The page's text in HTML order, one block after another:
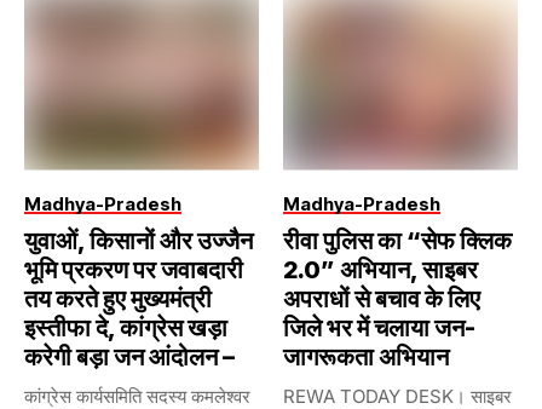
Madhya-Pradesh
युवाओं, किसानों और उज्जैन
भूमि प्रकरण पर जवाबदारी
तय करते हुए मुख्यमंत्री
इस्तीफा दे, कांग्रेस खड़ा
करेगी बड़ा जन आंदोलन –
कांग्रेस कार्यसमिति सदस्य कमलेश्वर
Madhya-Pradesh
रीवा पुलिस का “सेफ क्लिक
2.0” अभियान, साइबर
अपराधों से बचाव के लिए
जिले भर में चलाया जन-
जागरूकता अभियान
REWA TODAY DESK। साइबर